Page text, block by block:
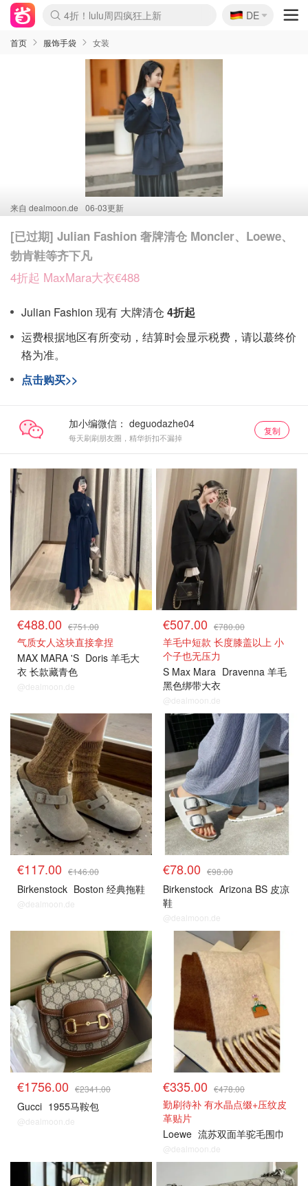
Boticinal 夏促开抢！
4折！lulu周四疯狂上新
还没结束！&OtherStories大促
Joybuy变相75折 随时失效
速领！Stanley独家85折
疑似霸哥！Camper额外叠85折
Zalando 奥莱闪促！每日更新
Moncler反季囤！5折起+叠9折
Coach Brooklyn仅€192
🇩🇪
DE
首页 服饰手袋 女装
来自 dealmoon.de 06-03更新
[已过期] Julian Fashion 奢牌清仓 Moncler、Loewe、
勃肯鞋等齐下凡
4折起 MaxMara大衣€488
Julian Fashion 现有 大牌清仓 4折起
运费根据地区有所变动，结算时会显示税费，请以蕞终价
格为准。
点击购买>>
加小编微信：
每天刷刷朋友圈，精华折扣不漏掉
复制
€488.00 €751.00
气质女人这块直接拿捏
MAX MARA 'S Doris 羊毛大
衣 长款藏青色
@dealmoon.de
€507.00 €780.00
羊毛中短款 长度膝盖以上 小
个子也无压力
S Max Mara Dravenna 羊毛
黑色绑带大衣
@dealmoon.de
€117.00 €146.00
Birkenstock Boston 经典拖鞋
@dealmoon.de
€78.00 €98.00
Birkenstock Arizona BS 皮凉
鞋
@dealmoon.de
€1756.00 €2341.00
Gucci 1955马鞍包
@dealmoon.de
€335.00 €478.00
勤刷待补 有水晶点缀+压纹皮
革贴片
Loewe 流苏双面羊驼毛围巾
@dealmoon.de